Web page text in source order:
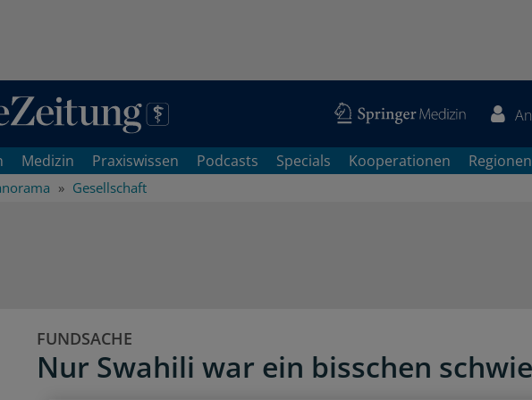
Medizin Praxiswissen Podcasts Specials Kooperationen Regionen
Gesellschaft
FUNDSACHE
Nur Swahili war ein bisschen